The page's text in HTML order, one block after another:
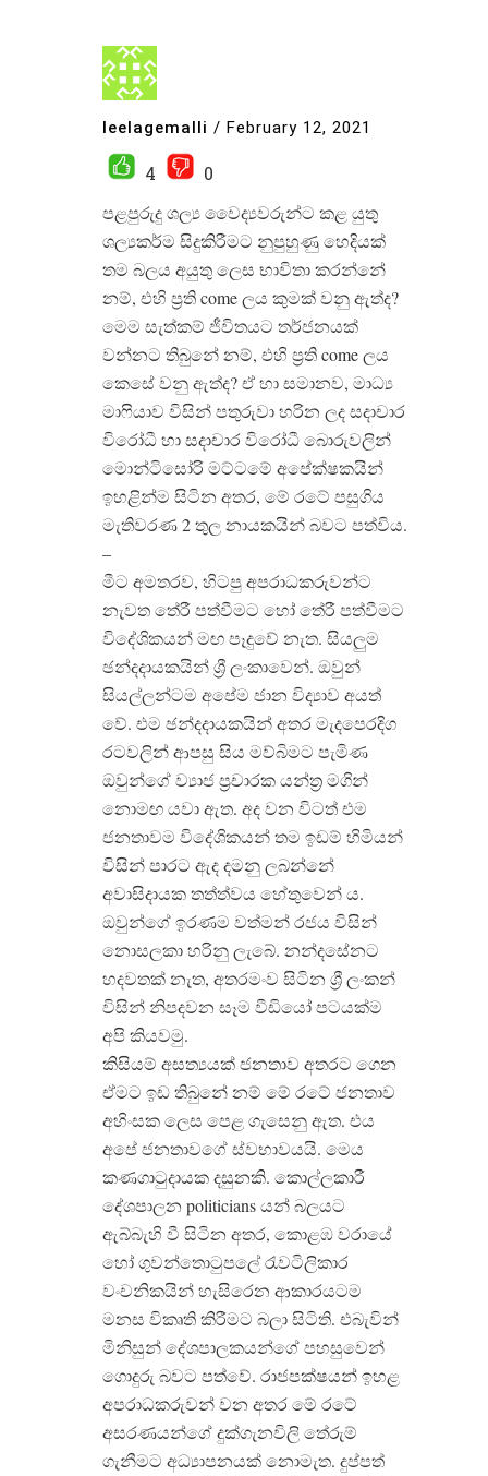
leelagemalli / February 12, 2021
4
0
පළපුරුදු ශල්‍ය වෛද්‍යවරුන්ට කළ යුතු
ශල්‍යකර්ම සිදුකිරීමට නුපුහුණු හෙදියක්
තම බලය අයුතු ලෙස භාවිතා කරන්නේ
නම්, එහි ප්‍රති come ලය කුමක් වනු ඇත්ද?
මෙම සැත්කම් ජීවිතයට තර්ජනයක්
වන්නට තිබුනේ නම්, එහි ප්‍රති come ලය
කෙසේ වනු ඇත්ද? ඒ හා සමානව, මාධ්‍ය
මාෆියාව විසින් පතුරුවා හරින ලද සදාචාර
විරෝධී හා සදාචාර විරෝධී බොරුවලින්
මොන්ටිසෝරි මට්ටමේ අපේක්ෂකයින්
ඉහළින්ම සිටින අතර, මේ රටේ පසුගිය
මැතිවරණ 2 තුල නායකයින් බවට පත්විය.
–
මීට අමතරව, හිටපු අපරාධකරුවන්ට
නැවත තේරී පත්වීමට හෝ තේරී පත්වීමට
විදේශිකයන් මඟ පෑදුවේ නැත. සියලුම
ඡන්දදායකයින් ශ්‍රී ලංකාවෙන්. ඔවුන්
සියල්ලන්ටම අපේම ජාන විද්‍යාව අයත්
වේ. එම ඡන්දදායකයින් අතර මැදපෙරදිග
රටවලින් ආපසු සිය මව්බිමට පැමිණ
ඔවුන්ගේ ව්‍යාජ ප්‍රචාරක යන්ත්‍ර මගින්
නොමඟ යවා ඇත. අද වන විටත් එම
ජනතාවම විදේශිකයන් තම ඉඩම් හිමියන්
විසින් පාරට ඇද දමනු ලබන්නේ
අවාසිදායක තත්ත්වය හේතුවෙන් ය.
ඔවුන්ගේ ඉරණම වත්මන් රජය විසින්
නොසලකා හරිනු ලැබේ. නන්දසේනට
හදවතක් නැත, අතරමංව සිටින ශ්‍රී ලංකන්
විසින් නිපදවන සෑම වීඩියෝ පටයක්ම
අපි කියවමු.
කිසියම් අසත්‍යයක් ජනතාව අතරට ගෙන
ඒමට ඉඩ තිබුනේ නම් මේ රටේ ජනතාව
අහිංසක ලෙස පෙළ ගැසෙනු ඇත. එය
අපේ ජනතාවගේ ස්වභාවයයි. මෙය
කණගාටුදායක දසුනකි. කොල්ලකාරී
දේශපාලන politicians යන් බලයට
ඇබ්බැහි වී සිටින අතර, කොළඹ වරායේ
හෝ ගුවන්තොටුපලේ රැවටිලිකාර
වංචනිකයින් හැසිරෙන ආකාරයටම
මනස විකෘති කිරීමට බලා සිටිති. එබැවින්
මිනිසුන් දේශපාලකයන්ගේ පහසුවෙන්
ගොදුරු බවට පත්වේ. රාජපක්ෂයන් ඉහළ
අපරාධකරුවන් වන අතර මේ රටේ
අසරණයන්ගේ දුක්ගැනවිලි තේරුම්
ගැනීමට අධ්‍යාපනයක් නොමැත. දුප්පත්